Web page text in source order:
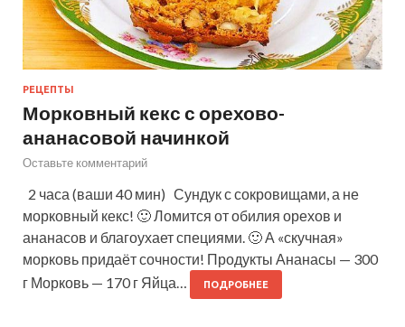
РЕЦЕПТЫ
Морковный кекс с орехово-
ананасовой начинкой
Оставьте комментарий
2 часа (ваши 40 мин) Сундук с сокровищами, а не
морковный кекс! 🙂 Ломится от обилия орехов и
ананасов и благоухает специями. 🙂 А «скучная»
морковь придаёт сочности! Продукты Ананасы — 300
г Морковь — 170 г Яйца…
ПОДРОБНЕЕ